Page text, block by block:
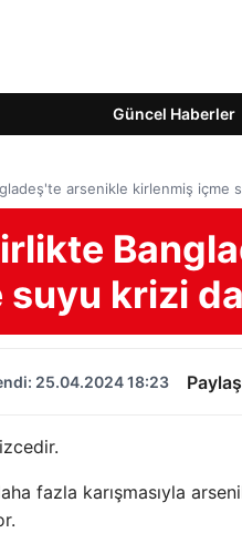
Güncel Haberler
arsenikle kirlenmiş içme
krizi
25.04.2024 18:23
fazla karışmasıyla